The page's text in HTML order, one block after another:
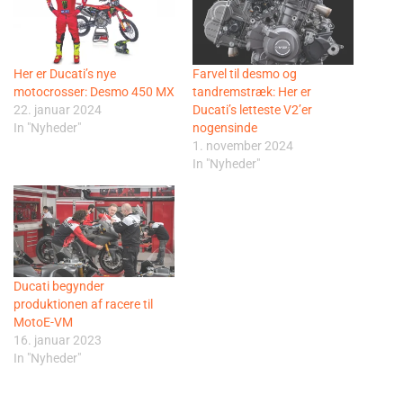
Her er Ducati’s nye
motocrosser: Desmo 450 MX
22. januar 2024
In "Nyheder"
Farvel til desmo og
tandremstræk: Her er
Ducati’s letteste V2’er
nogensinde
1. november 2024
In "Nyheder"
Ducati begynder
produktionen af racere til
MotoE-VM
16. januar 2023
In "Nyheder"